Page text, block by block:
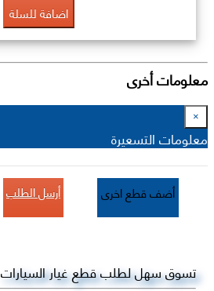
اضافة للسلة
معلومات أخرى
×
معلومات التسعيرة
أضف قطع اخرى أرسل الطلب
تسوق سهل لطلب قطع غيار السيارات